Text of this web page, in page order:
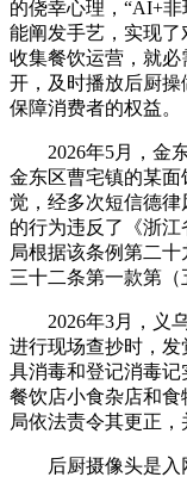
的侥幸心理，“AI+
能阐发手艺，实现
收集餐饮运营，就
开，及时播放后厨操
保障消费者的权益。
2026年5月，金东
金东区曹宅镇的某
觉，经多次短信德律
的行为违反了《浙
局根据该条例第二
三十二条第一款第（
2026年3月，义乌
进行现场查抄时，
具消毒和登记消毒
餐饮店小食杂店和
局依法责令其更正，
后厨摄像头是入网